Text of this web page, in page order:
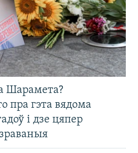
Шарамета?
пра гэта вядома
і дзе цяпер